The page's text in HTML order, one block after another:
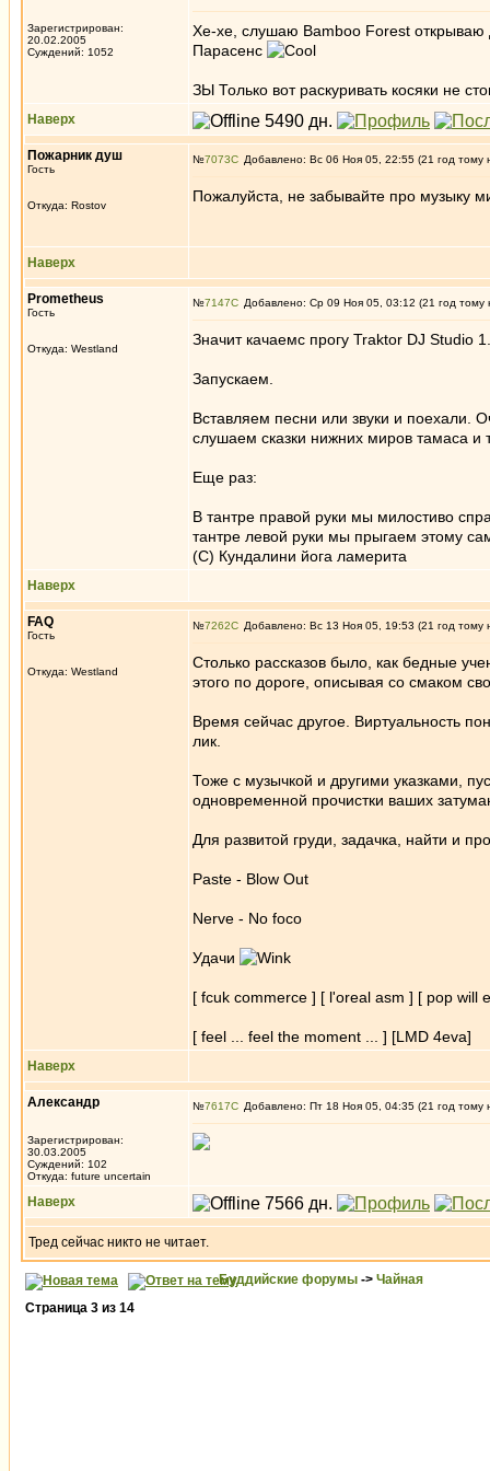
Зарегистрирован:
20.02.2005
Суждений: 1052
Хе-хе, слушаю Bamboo Forest открываю
Парасенс
ЗЫ Только вот раскуривать косяки не
Наверх
Пожарник душ
Гость
Откуда: Rostov
№7073 Добавлено: Вс 06 Ноя 05, 22:55 (21 год тому
Пожалуйста, не забывайте про музыку
Наверх
Prometheus
Гость
Откуда: Westland
№7147 Добавлено: Ср 09 Ноя 05, 03:12 (21 год тому
Значит качаемс прогу Traktor DJ Studio
Запускаем.
Вставляем песни или звуки и поехали.
слушаем сказки нижних миров тамаса и
Еще раз:
В тантре правой руки мы милостиво
тантре левой руки мы прыгаем этому
(С) Кундалини йога ламерита
Наверх
FAQ
Гость
Откуда: Westland
№7262 Добавлено: Вс 13 Ноя 05, 19:53 (21 год тому
Столько рассказов было, как бедные
этого по дороге, описывая со смаком
Время сейчас другое. Виртуальность
лик.
Тоже с музычкой и другими указками,
одновременной прочистки ваших
Для развитой груди, задачка, найти и
Paste - Blow Out
Nerve - No foco
Удачи
[ fcuk commerce ] [ l'oreal asm ] [ pop will
[ feel ... feel the moment ... ] [LMD 4eva]
Наверх
Александр
Зарегистрирован:
30.03.2005
Суждений: 102
Откуда: future uncertain
№7617 Добавлено: Пт 18 Ноя 05, 04:35 (21 год тому
Наверх
Тред сейчас никто не читает.
Буддийские форумы -> Чайная
Страница 3 из 14